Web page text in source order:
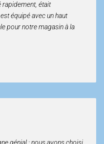
rapidement, était
équipé avec un haut
pour notre magasin à la